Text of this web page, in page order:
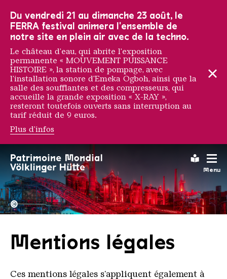
Menu
La Völklinger Hütte
Copyright:
©
Mentions légales
Ces mentions légales s'appliquent également à
Du vendredi 21 au dimanche 23 août, le
FERRA festival animera l'ensemble de
notre site en plein air avec de la techno.
Le château d'eau, qui abrite l'exposition
permanente « MOUVEMENT PUISSANCE
HISTOIRE », la station de pompage, avec
l'installation sonore d'Emeka Ogboh, ainsi que la
salle des soufflantes et des compresseurs, qui
accueille la grande exposition « X-RAY »,
resteront toutefois ouverts sans interruption au
tarif réduit de 9 euros.
Plus d'infos